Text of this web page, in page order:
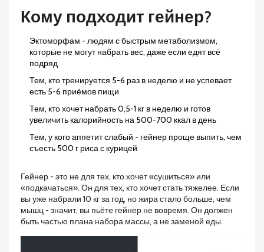
Кому подходит гейнер?
Эктоморфам - людям с быстрым метаболизмом,
которые не могут набрать вес, даже если едят всё
подряд
Тем, кто тренируется 5-6 раз в неделю и не успевает
есть 5-6 приёмов пищи
Тем, кто хочет набрать 0,5-1 кг в неделю и готов
увеличить калорийность на 500-700 ккал в день
Тем, у кого аппетит слабый - гейнер проще выпить, чем
съесть 500 г риса с курицей
Гейнер - это не для тех, кто хочет «сушиться» или
«подкачаться». Он для тех, кто хочет стать тяжелее. Если
вы уже набрали 10 кг за год, но жира стало больше, чем
мышц - значит, вы пьёте гейнер не вовремя. Он должен
быть частью плана набора массы, а не заменой еды.